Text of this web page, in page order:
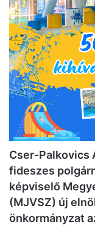
Cser-Palkovics
fideszes
képviselő
(MJVSZ) új
önkormányzat